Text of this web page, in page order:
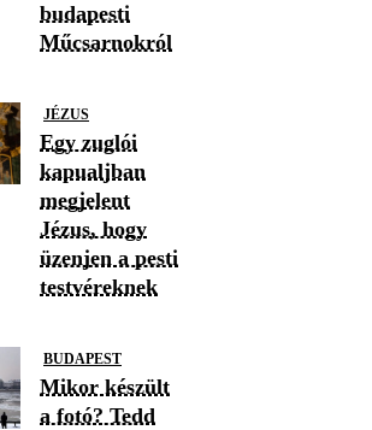
budapesti
Műcsarnokról
JÉZUS
Egy zuglói
kapualjban
megjelent
Jézus, hogy
üzenjen a pesti
testvéreknek
BUDAPEST
Mikor készült
a fotó? Tedd